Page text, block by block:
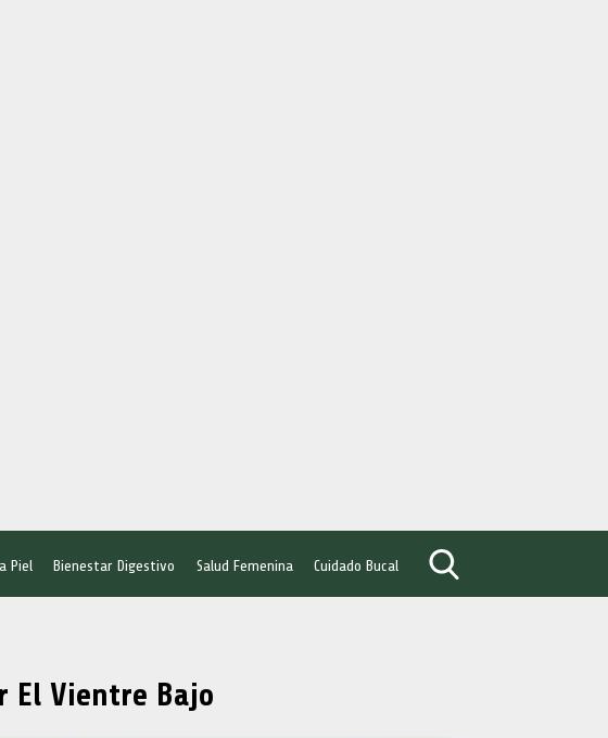
Piel Bienestar Digestivo Salud Femenina Cuidado Bucal
El Vientre Bajo